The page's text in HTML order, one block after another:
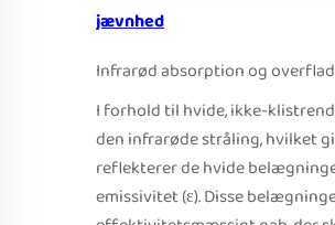
jævnhed
Infrarød absorption og
I forhold til hvide, ikke-
den infrarøde stråling, hvilket
reflekterer de hvide
emissivitet (ε). Disse